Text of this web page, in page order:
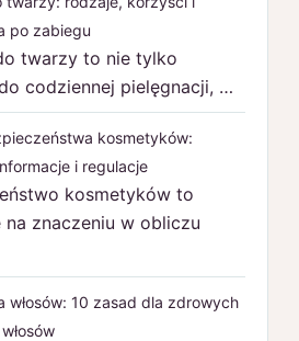
po zabiegu
twarzy to nie tylko
codziennej pielęgnacji, …
kosmetyków:
i regulacje
kosmetyków to
znaczeniu w obliczu
włosów: 10 zasad dla zdrowych